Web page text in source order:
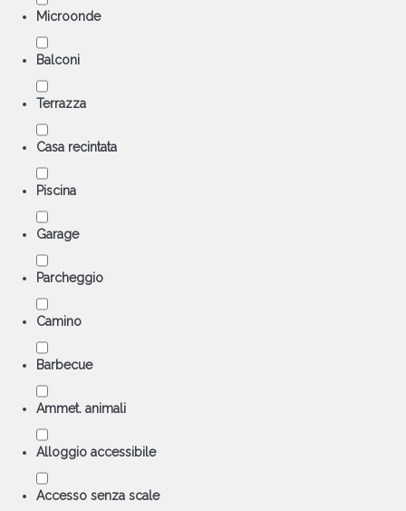
Microonde
Balconi
Terrazza
Casa recintata
Piscina
Garage
Parcheggio
Camino
Barbecue
Ammet. animali
Alloggio accessibile
Accesso senza scale